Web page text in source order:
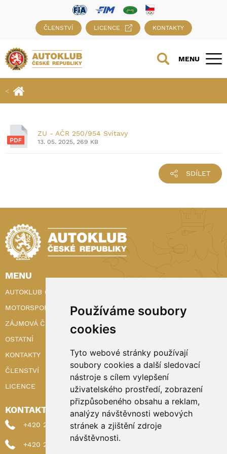
Používáme soubory
cookies
Tyto webové stránky používají
soubory cookies a další sledovací
nástroje s cílem vylepšení
uživatelského prostředí, zobrazení
přizpůsobeného obsahu a reklam,
analýzy návštěvnosti webových
stránek a zjištění zdroje
návštěvnosti.
ČLENSTVÍ LICENCE KONTAKTY
MENU
ZU - AČR 250/954 Svitavy
13. 05. 2025, 269 KB
SDÍLET
MENU
AUTOKLUB ČR
MOTORSPORT
ZÁJMOVÁ ČINNOST
OSTATNÍ
KONTAKTY
ČLENSTVÍ
LICENCE
KONTAKTY
+420 222 898 224 (sekretariat)
+420 222 898 221 (členství)